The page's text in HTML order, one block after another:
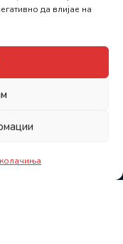
да влијае на